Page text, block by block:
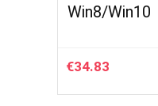
Win8/Win10
€34.83